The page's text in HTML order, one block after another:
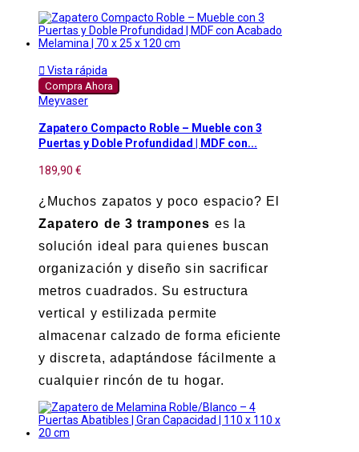
 Vista rápida
Compra Ahora
Meyvaser
Zapatero Compacto Roble – Mueble con 3
Puertas y Doble Profundidad | MDF con...
189,90 €
¿Muchos zapatos y poco espacio? El
Zapatero de 3 trampones es la
solución ideal para quienes buscan
organización y diseño sin sacrificar
metros cuadrados. Su estructura
vertical y estilizada permite
almacenar calzado de forma eficiente
y discreta, adaptándose fácilmente a
cualquier rincón de tu hogar.